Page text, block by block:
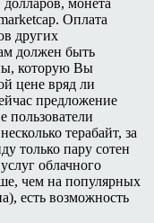
монета
Оплата
других
должен быть
которую Вы
цене вряд ли
предложение
пользователи
терабайт, за
только пару сотен
облачного
чем на популярных
есть возможность